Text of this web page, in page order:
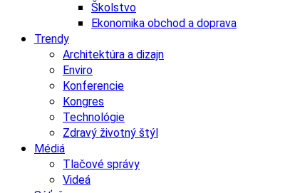
Školstvo
Ekonomika obchod a doprava
Trendy
Architektúra a dizajn
Enviro
Konferencie
Kongres
Technológie
Zdravý životný štýl
Médiá
Tlačové správy
Videá